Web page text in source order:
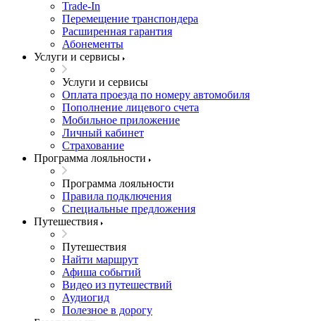
Trade-In
Перемещение транспондера
Расширенная гарантия
Абонементы
Услуги и сервисы
Услуги и сервисы
Оплата проезда по номеру автомобиля
Пополнение лицевого счета
Мобильное приложение
Личный кабинет
Страхование
Программа лояльности
Программа лояльности
Правила подключения
Специальные предложения
Путешествия
Путешествия
Найти маршрут
Афиша событий
Видео из путешествий
Аудиогид
Полезное в дорогу